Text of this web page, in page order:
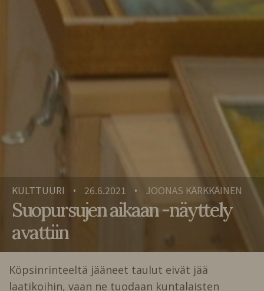
KULTTUURI • 26.6.2021 • JOONAS KÄRKKÄINEN
Suopursujen aikaan -näyttely
avattiin
Köpsinrinteeltä jääneet taulut eivät jää
laatikoihin, vaan ne tuodaan kuntalaisten